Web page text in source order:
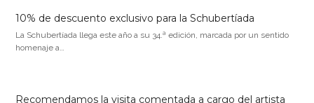
10% de descuento exclusivo para la Schubertíada
La Schubertíada llega este año a su 34.ª edición, marcada por un sentido
homenaje a…
Recomendamos la visita comentada a cargo del artista